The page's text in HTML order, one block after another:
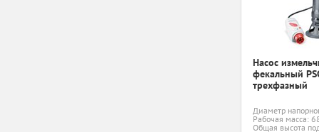
Насос
фекальный
трехфазный
Диаметр
Рабочая масса:
Общая высота